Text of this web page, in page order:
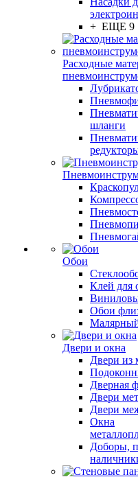
+ ЕЩЕ 9
Расходные
шланги
Обои
Клей для
Обои
Двери и окна
Двери из
Дверная
Двери
Двери
Окна
Доборы,